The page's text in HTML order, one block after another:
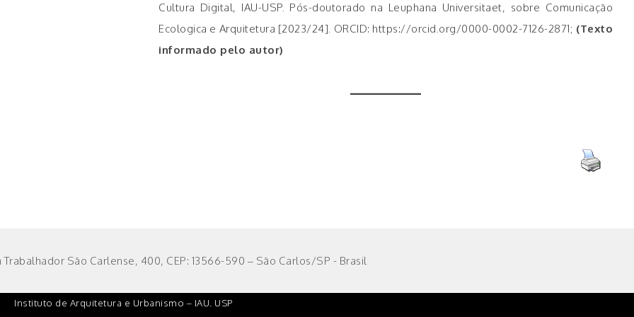
Cultura Digital, IAU-USP. Pós-doutorado na Leuphana Universitaet, sobre Comunicação
Ecologica e Arquitetura [2023/24]. ORCID: https://orcid.org/0000-0002-7126-2871; (Texto
informado pelo autor)
Trabalhador São Carlense, 400, CEP: 13566-590 – São Carlos/SP - Brasil
Instituto de Arquitetura e Urbanismo – IAU. USP